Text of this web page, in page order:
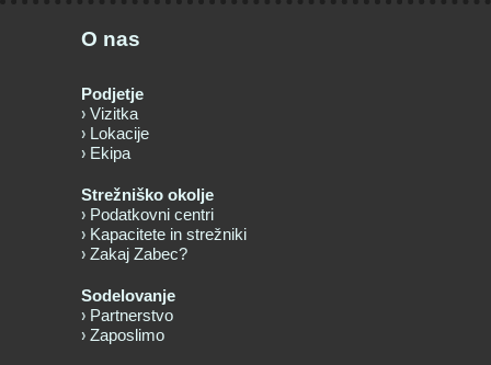
O nas
Podjetje
Vizitka
Lokacije
Ekipa
Strežniško okolje
Podatkovni centri
Kapacitete in strežniki
Zakaj Zabec?
Sodelovanje
Partnerstvo
Zaposlimo